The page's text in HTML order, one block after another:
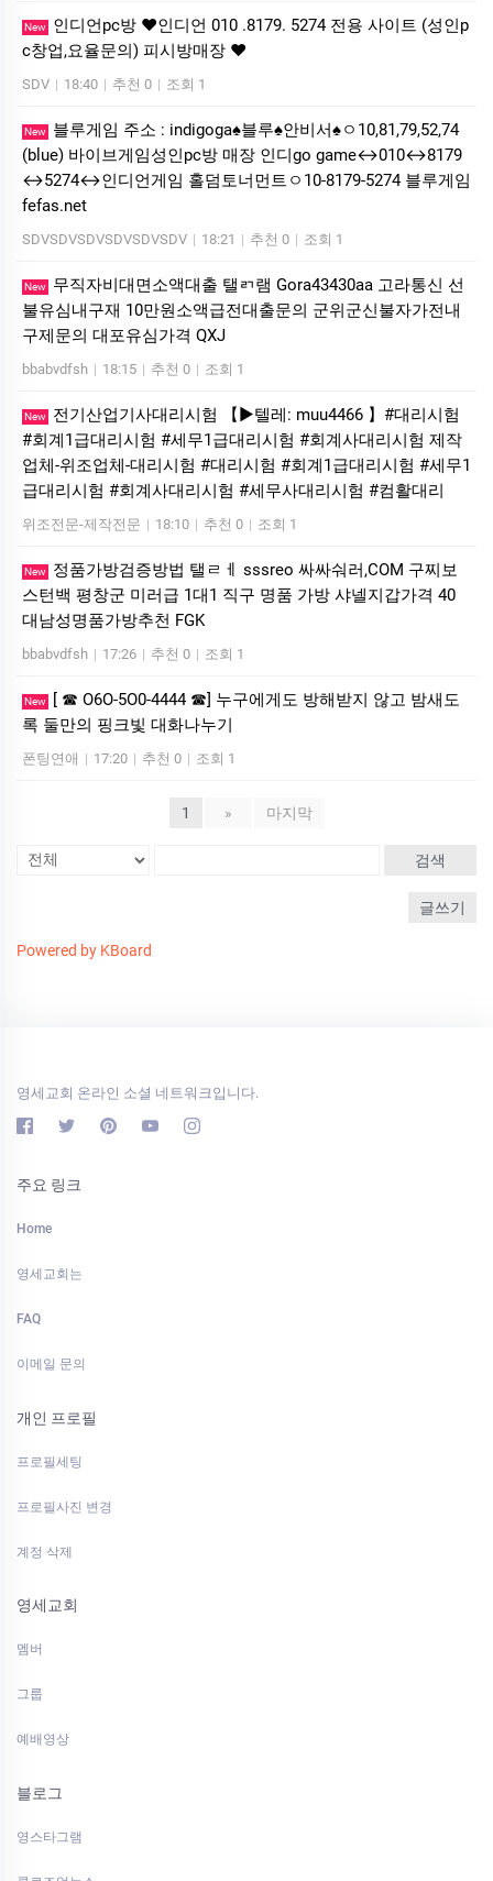
New
인디언pc방 ❤️인디언 010 .8179. 5274 전용 사이트 (성인p
c창업,요율문의) 피시방매장 ❤️
SDV | 18:40 | 추천 0 | 조회 1
New
블루게임 주소 : indigoga♠블루♠안비서♠ㅇ10,81,79,52,74
(blue) 바이브게임성인pc방 매장 인디go game↔010↔8179
↔5274↔인디언게임 홀덤토너먼트ㅇ10-8179-5274 블루게임
fefas.net
SDVSDVSDVSDVSDVSDV | 18:21 | 추천 0 | 조회 1
New
무직자비대면소액대출 탤ㄺ램 Gora43430aa 고라통신 선
불유심내구재 10만원소액급전대출문의 군위군신불자가전내
구제문의 대포유심가격 QXJ
bbabvdfsh | 18:15 | 추천 0 | 조회 1
New
전기산업기사대리시험 【▶텔레: muu4466 】#대리시험
#회계1급대리시험 #세무1급대리시험 #회계사대리시험 제작
업체-위조업체-대리시험 #대리시험 #회계1급대리시험 #세무1
급대리시험 #회계사대리시험 #세무사대리시험 #컴활대리
위조전문-제작전문 | 18:10 | 추천 0 | 조회 1
New
정품가방검증방법 탤ㄹㅔ sssreo 싸싸숴러,COM 구찌보
스턴백 평창군 미러급 1대1 직구 명품 가방 샤넬지갑가격 40
대남성명품가방추천 FGK
bbabvdfsh | 17:26 | 추천 0 | 조회 1
New
[ ☎ O6O-5O0-4444 ☎] 누구에게도 방해받지 않고 밤새도
록 둘만의 핑크빛 대화나누기
폰팅연애 | 17:20 | 추천 0 | 조회 1
1 » 마지막
검색
글쓰기
Powered by KBoard
영세교회 온라인 소셜 네트워크입니다.
주요 링크
Home
영세교회는
FAQ
이메일 문의
개인 프로필
프로필세팅
프로필사진 변경
계정 삭제
영세교회
멤버
그룹
예배영상
블로그
영스타그램